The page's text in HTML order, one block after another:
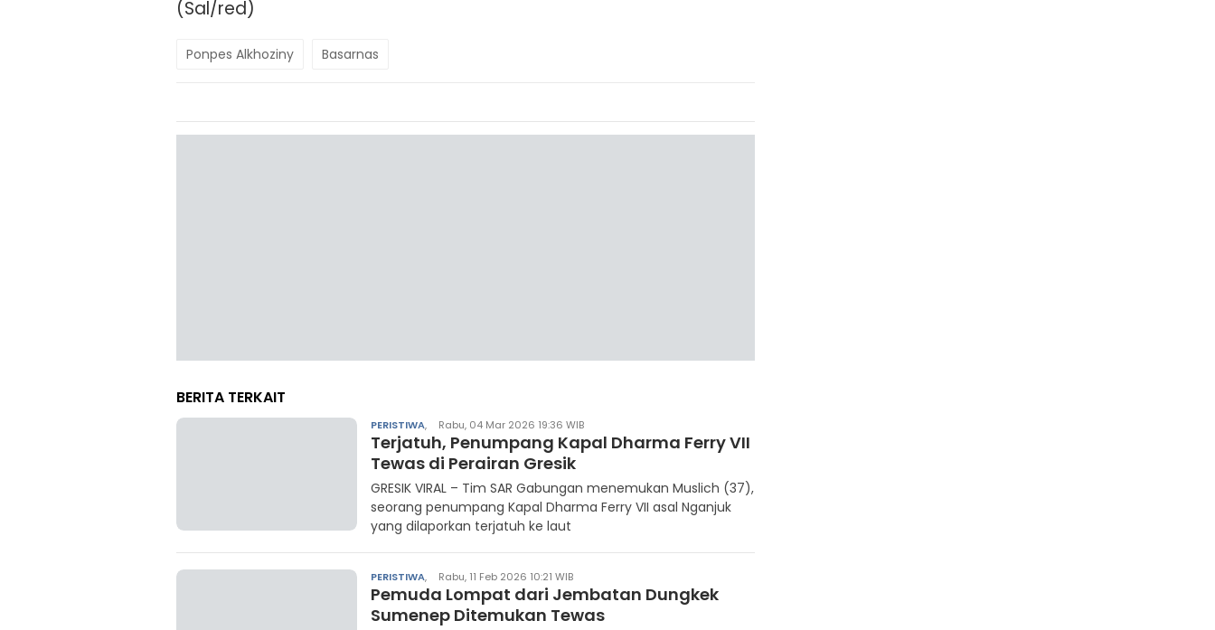
(Sal/red)
Ponpes Alkhoziny Basarnas
BERITA TERKAIT
PERISTIWA, Rabu, 04 Mar 2026 19:36 WIB
Terjatuh, Penumpang Kapal Dharma Ferry VII
Tewas di Perairan Gresik
GRESIK VIRAL – Tim SAR Gabungan menemukan Muslich (37),
seorang penumpang Kapal Dharma Ferry VII asal Nganjuk
yang dilaporkan terjatuh ke laut
PERISTIWA, Rabu, 11 Feb 2026 10:21 WIB
Pemuda Lompat dari Jembatan Dungkek
Sumenep Ditemukan Tewas